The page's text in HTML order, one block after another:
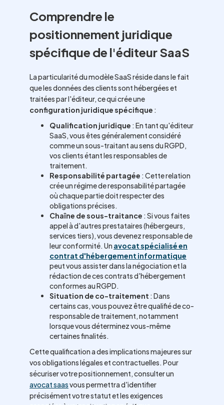
Comprendre le
positionnement juridique
spécifique de l'éditeur SaaS
La particularité du modèle SaaS réside dans le fait
que les données des clients sont hébergées et
traitées par l'éditeur, ce qui crée une
configuration juridique spécifique :
Qualification juridique : En tant qu'éditeur
SaaS, vous êtes généralement considéré
comme un sous-traitant au sens du RGPD,
vos clients étant les responsables de
traitement.
Responsabilité partagée : Cette relation
crée un régime de responsabilité partagée
où chaque partie doit respecter des
obligations précises.
Chaîne de sous-traitance : Si vous faites
appel à d'autres prestataires (hébergeurs,
services tiers), vous devenez responsable de
leur conformité. Un avocat spécialisé en
contrat d'hébergement informatique
peut vous assister dans la négociation et la
rédaction de ces contrats d'hébergement
conformes au RGPD.
Situation de co-traitement : Dans
certains cas, vous pouvez être qualifié de co-
responsable de traitement, notamment
lorsque vous déterminez vous-même
certaines finalités.
Cette qualification a des implications majeures sur
vos obligations légales et contractuelles. Pour
sécuriser votre positionnement, consulter un
avocat saasvous permettra d'identifier
précisément votre statut et les exigences